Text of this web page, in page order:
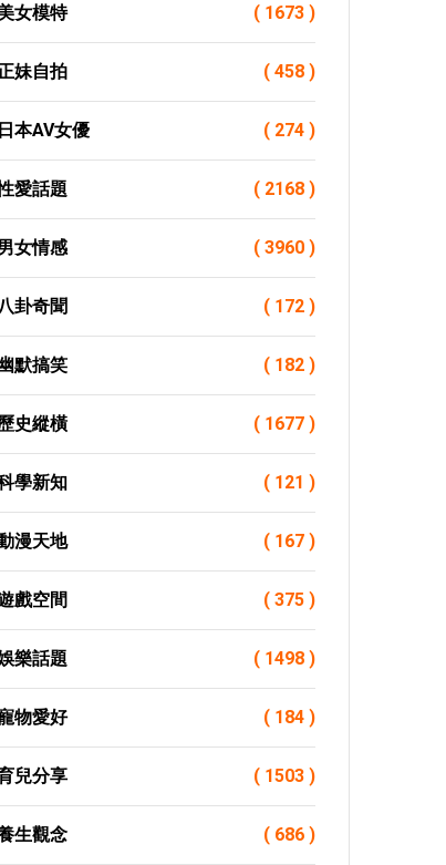
女模特 ( 1673 )
妹自拍 ( 458 )
日本AV女優 ( 274 )
愛話題 ( 2168 )
女情感 ( 3960 )
卦奇聞 ( 172 )
默搞笑 ( 182 )
史縱橫 ( 1677 )
學新知 ( 121 )
漫天地 ( 167 )
戲空間 ( 375 )
樂話題 ( 1498 )
物愛好 ( 184 )
兒分享 ( 1503 )
生觀念 ( 686 )